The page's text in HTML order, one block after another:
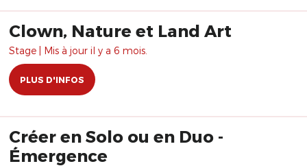
Clown, Nature et Land Art
Stage | Mis à jour il y a 6 mois.
PLUS D'INFOS
Créer en Solo ou en Duo -
Émergence